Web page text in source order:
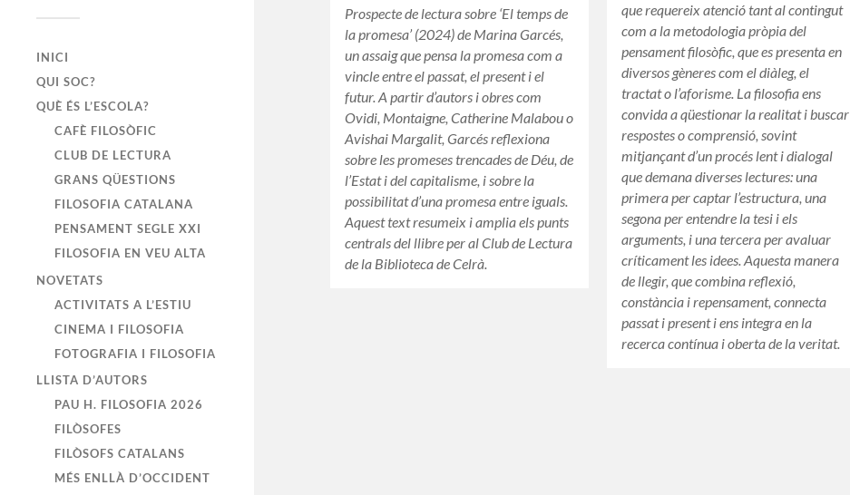
INICI
QUI SOC?
QUÈ ÉS L’ESCOLA?
CAFÈ FILOSÒFIC
CLUB DE LECTURA
GRANS QÜESTIONS
FILOSOFIA CATALANA
PENSAMENT SEGLE XXI
FILOSOFIA EN VEU ALTA
NOVETATS
ACTIVITATS A L’ESTIU
CINEMA I FILOSOFIA
FOTOGRAFIA I FILOSOFIA
LLISTA D’AUTORS
PAU H. FILOSOFIA 2026
FILÒSOFES
FILÒSOFS CATALANS
MÉS ENLLÀ D’OCCIDENT
Prospecte de lectura sobre ‘El temps de
la promesa’ (2024) de Marina Garcés,
un assaig que pensa la promesa com a
vincle entre el passat, el present i el
futur. A partir d’autors i obres com
Ovidi, Montaigne, Catherine Malabou o
Avishai Margalit, Garcés reflexiona
sobre les promeses trencades de Déu, de
l’Estat i del capitalisme, i sobre la
possibilitat d’una promesa entre iguals.
Aquest text resumeix i amplia els punts
centrals del llibre per al Club de Lectura
de la Biblioteca de Celrà.
que requereix atenció tant al contingut
com a la metodologia pròpia del
pensament filosòfic, que es presenta en
diversos gèneres com el diàleg, el
tractat o l’aforisme. La filosofia ens
convida a qüestionar la realitat i buscar
respostes o comprensió, sovint
mitjançant d’un procés lent i dialogal
que demana diverses lectures: una
primera per captar l’estructura, una
segona per entendre la tesi i els
arguments, i una tercera per avaluar
críticament les idees. Aquesta manera
de llegir, que combina reflexió,
constància i repensament, connecta
passat i present i ens integra en la
recerca contínua i oberta de la veritat.